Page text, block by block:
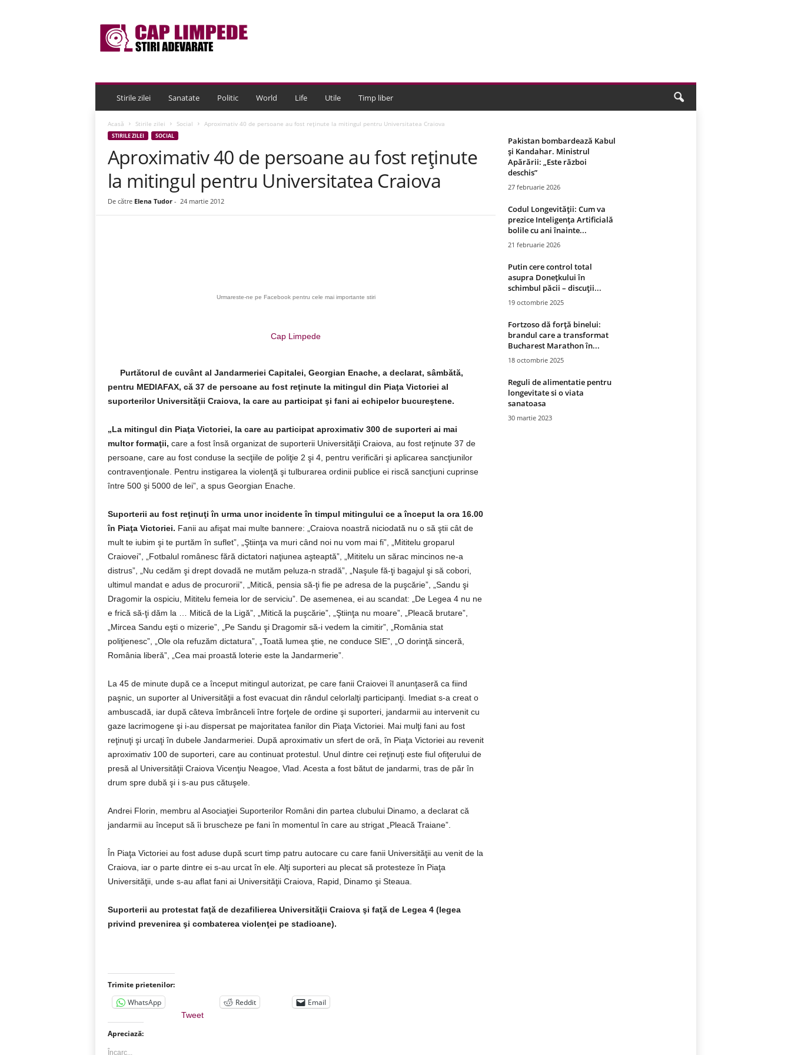
p
d
Stirile zilei Sanatate Politic World Life Utile Timp liber
Acasă Stirile zilei Social Aproximativ 40 de persoane au fost reţinute la mitingul pentru Universitatea Craiova
STIRILE ZILEI SOCIAL
Aproximativ 40 de persoane au fost reţinute
la mitingul pentru Universitatea Craiova
De către Elena Tudor- 24 martie 2012
Urmareste-ne pe Facebook pentru cele mai importante stiri
Cap Limpede
Purtătorul de cuvânt al Jandarmeriei Capitalei, Georgian Enache, a declarat, sâmbătă,
pentru MEDIAFAX, că 37 de persoane au fost reţinute la mitingul din Piaţa Victoriei al
suporterilor Universităţii Craiova, la care au participat şi fani ai echipelor bucureştene.
„La mitingul din Piaţa Victoriei, la care au participat aproximativ 300 de suporteri ai mai
multor formaţii, care a fost însă organizat de suporterii Universităţii Craiova, au fost reţinute 37 de
persoane, care au fost conduse la secţiile de poliţie 2 şi 4, pentru verificări şi aplicarea sancţiunilor
contravenţionale. Pentru instigarea la violenţă şi tulburarea ordinii publice ei riscă sancţiuni cuprinse
între 500 şi 5000 de lei”, a spus Georgian Enache.
Suporterii au fost reţinuţi în urma unor incidente în timpul mitingului ce a început la ora 16.00
în Piaţa Victoriei. Fanii au afişat mai multe bannere: „Craiova noastră niciodată nu o să ştii cât de
mult te iubim şi te purtăm în suflet”, „Ştiinţa va muri când noi nu vom mai fi”, „Mititelu groparul
Craiovei”, „Fotbalul românesc fără dictatori naţiunea aşteaptă”, „Mititelu un sărac mincinos ne-a
distrus”, „Nu cedăm şi drept dovadă ne mutăm peluza-n stradă”, „Naşule fă-ţi bagajul şi să cobori,
ultimul mandat e adus de procurorii”, „Mitică, pensia să-ţi fie pe adresa de la puşcărie”, „Sandu şi
Dragomir la ospiciu, Mititelu femeia lor de serviciu”. De asemenea, ei au scandat: „De Legea 4 nu ne
e frică să-ţi dăm la … Mitică de la Ligă”, „Mitică la puşcărie”, „Ştiinţa nu moare”, „Pleacă brutare”,
„Mircea Sandu eşti o mizerie”, „Pe Sandu şi Dragomir să-i vedem la cimitir”, „România stat
poliţienesc”, „Ole ola refuzăm dictatura”, „Toată lumea ştie, ne conduce SIE”, „O dorinţă sinceră,
România liberă”, „Cea mai proastă loterie este la Jandarmerie”.
La 45 de minute după ce a început mitingul autorizat, pe care fanii Craiovei îl anunţaseră ca fiind
paşnic, un suporter al Universităţii a fost evacuat din rândul celorlalţi participanţi. Imediat s-a creat o
ambuscadă, iar după câteva îmbrânceli între forţele de ordine şi suporteri, jandarmii au intervenit cu
gaze lacrimogene şi i-au dispersat pe majoritatea fanilor din Piaţa Victoriei. Mai mulţi fani au fost
reţinuţi şi urcaţi în dubele Jandarmeriei. După aproximativ un sfert de oră, în Piaţa Victoriei au revenit
aproximativ 100 de suporteri, care au continuat protestul. Unul dintre cei reţinuţi este fiul ofiţerului de
presă al Universităţii Craiova Vicenţiu Neagoe, Vlad. Acesta a fost bătut de jandarmi, tras de păr în
drum spre dubă şi i s-au pus cătuşele.
Andrei Florin, membru al Asociaţiei Suporterilor Români din partea clubului Dinamo, a declarat că
jandarmii au început să îi bruscheze pe fani în momentul în care au strigat „Pleacă Traiane”.
În Piaţa Victoriei au fost aduse după scurt timp patru autocare cu care fanii Universităţii au venit de la
Craiova, iar o parte dintre ei s-au urcat în ele. Alţi suporteri au plecat să protesteze în Piaţa
Universităţii, unde s-au aflat fani ai Universităţii Craiova, Rapid, Dinamo şi Steaua.
Suporterii au protestat faţă de dezafilierea Universităţii Craiova şi faţă de Legea 4 (legea
privind prevenirea şi combaterea violenţei pe stadioane).
Trimite prietenilor:
WhatsApp
Tweet
Reddit Email
Apreciază:
Încarc...
Pakistan bombardează Kabul
și Kandahar. Ministrul
Apărării: „Este război
deschis”
27 februarie 2026
Codul Longevității: Cum va
prezice Inteligența Artificială
bolile cu ani înainte...
21 februarie 2026
Putin cere control total
asupra Donețkului în
schimbul păcii – discuții...
19 octombrie 2025
Fortzoso dă forță binelui:
brandul care a transformat
Bucharest Marathon în...
18 octombrie 2025
Reguli de alimentatie pentru
longevitate si o viata
sanatoasa
30 martie 2023